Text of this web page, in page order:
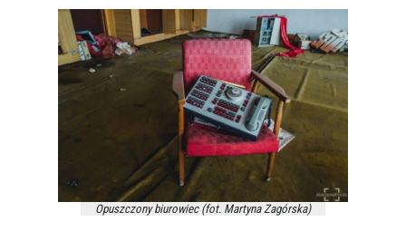
Opuszczony biurowiec (fot. Martyna Zagórska)